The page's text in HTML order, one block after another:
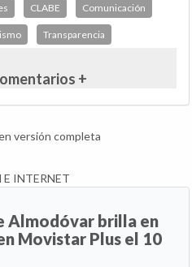
CLABE Comunicación
Transparencia
+
versión completa
INTERNET
Almodóvar brilla en
Movistar Plus el 10